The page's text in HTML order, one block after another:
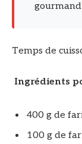
Temps de
Ingrédients
400 g de
100 g de